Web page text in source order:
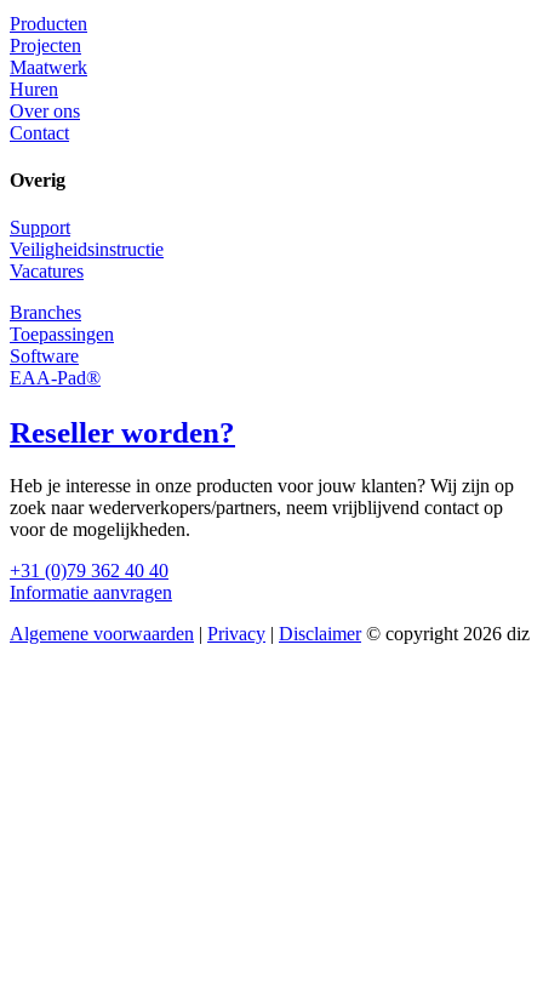
Producten
Projecten
Maatwerk
Huren
Over ons
Contact
Overig
Support
Veiligheidsinstructie
Vacatures
Branches
Toepassingen
Software
EAA-Pad®
Reseller worden?
Heb je interesse in onze producten voor jouw klanten? Wij zijn op
zoek naar wederverkopers/partners, neem vrijblijvend contact op
voor de mogelijkheden.
+31 (0)79 362 40 40
Informatie aanvragen
Algemene voorwaarden | Privacy | Disclaimer© copyright 2026 diz